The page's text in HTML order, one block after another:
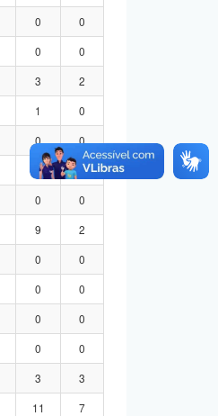
0
0
0
0
3
2
1
0
0
0
0
0
0
0
9
2
0
0
0
0
0
0
0
0
3
3
11
7